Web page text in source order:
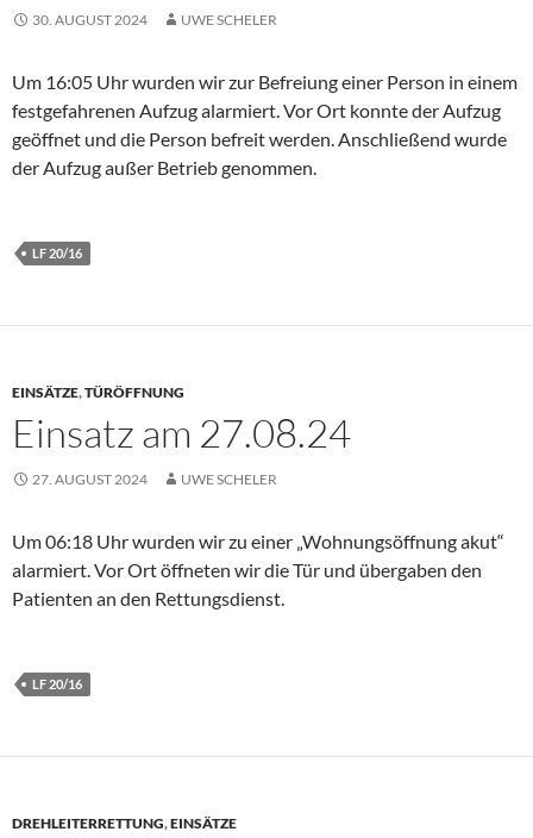
30. AUGUST 2024 UWE SCHELER
Um 16:05 Uhr wurden wir zur Befreiung einer Person in einem
festgefahrenen Aufzug alarmiert. Vor Ort konnte der Aufzug
geöffnet und die Person befreit werden. Anschließend wurde
der Aufzug außer Betrieb genommen.
LF 20/16
EINSÄTZE,TÜRÖFFNUNG
Einsatz am 27.08.24
27. AUGUST 2024 UWE SCHELER
Um 06:18 Uhr wurden wir zu einer „Wohnungsöffnung akut“
alarmiert. Vor Ort öffneten wir die Tür und übergaben den
Patienten an den Rettungsdienst.
LF 20/16
DREHLEITERRETTUNG,EINSÄTZE